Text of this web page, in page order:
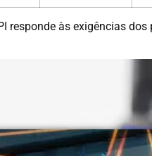
responde às exigências